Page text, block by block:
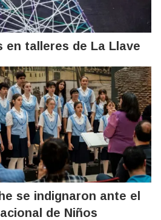
en talleres de La Llave
se indignaron ante el
de Niños